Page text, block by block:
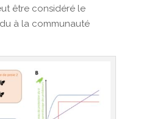
être considéré le
à la communauté